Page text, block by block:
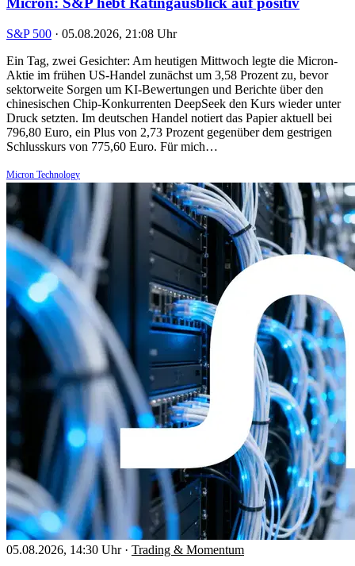
S&P 500 · 05.08.2026, 21:08 Uhr
Ein Tag, zwei Gesichter: Am heutigen Mittwoch legte die Micron-
Aktie im frühen US-Handel zunächst um 3,58 Prozent zu, bevor
sektorweite Sorgen um KI-Bewertungen und Berichte über den
chinesischen Chip-Konkurrenten DeepSeek den Kurs wieder unter
Druck setzten. Im deutschen Handel notiert das Papier aktuell bei
796,80 Euro, ein Plus von 2,73 Prozent gegenüber dem gestrigen
Schlusskurs von 775,60 Euro. Für mich…
Micron Technology
05.08.2026, 14:30 Uhr · Trading & Momentum